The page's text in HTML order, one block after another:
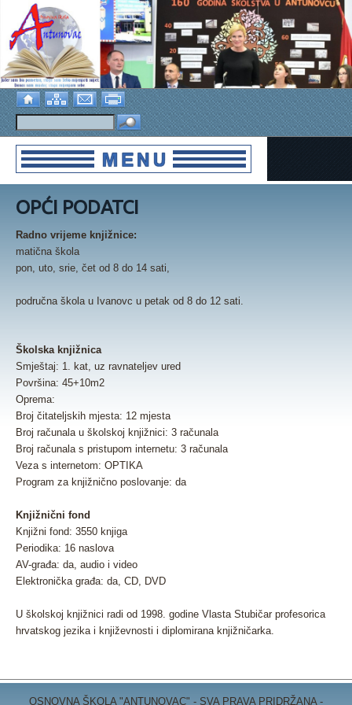
OPĆI PODATCI
Radno vrijeme knjižnice:
matična škola
pon, uto, srie, čet od 8 do 14 sati,
područna škola u Ivanovc u petak od 8 do 12 sati.
Školska knjižnica
Smještaj: 1. kat, uz ravnateljev ured
Površina: 45+10m2
Oprema:
Broj čitateljskih mjesta: 12 mjesta
Broj računala u školskoj knjižnici: 3 računala
Broj računala s pristupom internetu: 3 računala
Veza s internetom: OPTIKA
Program za knjižnično poslovanje: da
Knjižnični fond
Knjižni fond: 3550 knjiga
Periodika: 16 naslova
AV-građa: da, audio i video
Elektronička građa: da, CD, DVD
U školskoj knjižnici radi od 1998. godine Vlasta Stubičar profesorica
hrvatskog jezika i književnosti i diplomirana knjižničarka.
OSNOVNA ŠKOLA "ANTUNOVAC" - SVA PRAVA PRIDRŽANA -